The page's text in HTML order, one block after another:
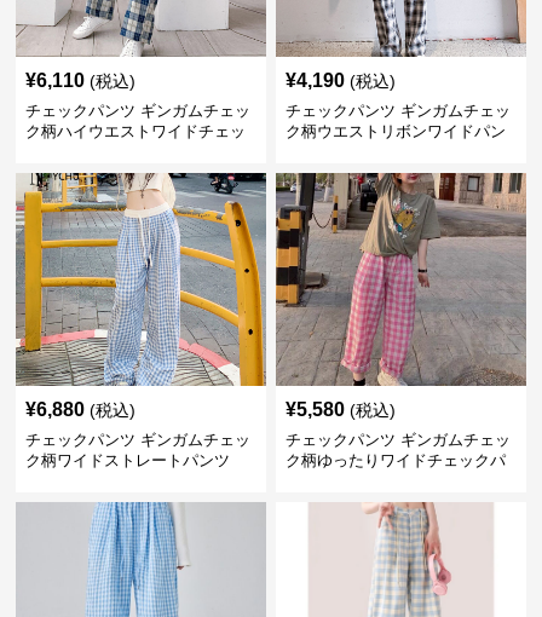
¥6,110 (税込)
チェックパンツ ギンガムチェッ
ク柄ハイウエストワイドチェッ
¥4,190 (税込)
チェックパンツ ギンガムチェッ
ク柄ウエストリボンワイドパン
¥6,880 (税込)
チェックパンツ ギンガムチェッ
ク柄ワイドストレートパンツ
¥5,580 (税込)
チェックパンツ ギンガムチェッ
ク柄ゆったりワイドチェックパ